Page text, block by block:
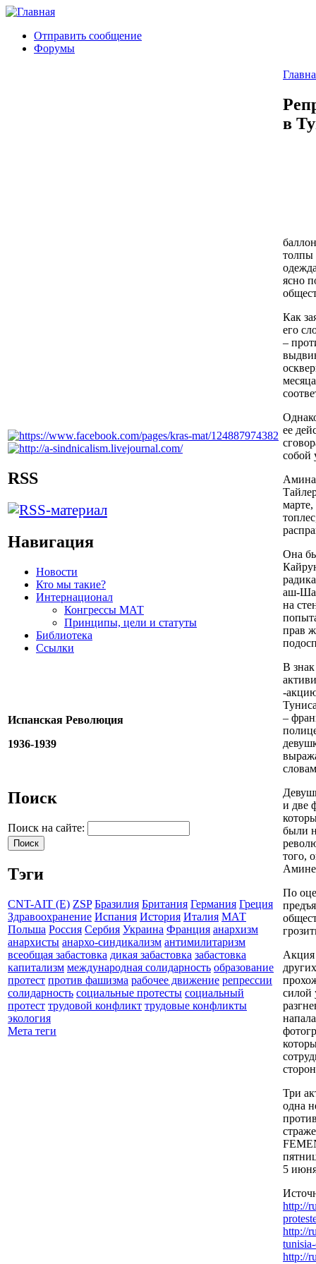
Отправить сообщение
Форумы
RSS
Навигация
Новости
Кто мы такие?
Интернационал
Конгрессы МАТ
Принципы, цели и статуты
Библиотека
Ссылки
Испанская Революция
1936-1939
Поиск
Поиск на сайте:
Тэги
CNT-AIT (E) ZSP Бразилия Британия Германия Греция
Здравоохранение Испания История Италия МАТ
Польша Россия Сербия Украина Франция анархизм
анархисты анархо-синдикализм антимилитаризм
всеобщая забастовка дикая забастовка забастовка
капитализм международная солидарность образование
протест против фашизма рабочее движение репрессии
солидарность социальные протесты социальный
протест трудовой конфликт трудовые конфликты
экология
Мета теги
в
толпы
ясно
Как
его
–
ее
собой
Амина
Она
аш-
на
прав
В
-
–
и две
были
того,
По
Акция
силой
Три
одна
5
http://
http://
http://